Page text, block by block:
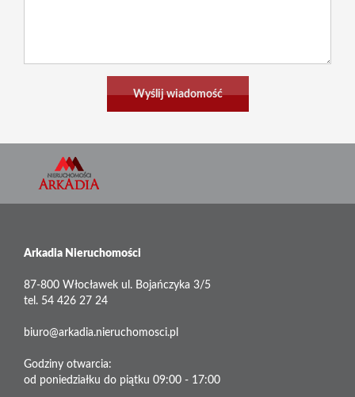
Arkadia Nieruchomości
87-800 Włocławek ul. Bojańczyka 3/5
tel. 54 426 27 24
biuro@arkadia.nieruchomosci.pl
Godziny otwarcia:
od poniedziałku do piątku 09:00 - 17:00